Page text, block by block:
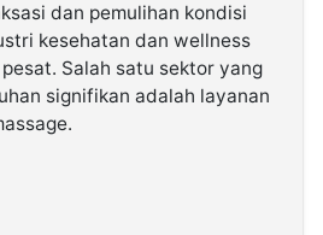
dan pemulihan kondisi
kesehatan dan wellness
Salah satu sektor yang
signifikan adalah layanan